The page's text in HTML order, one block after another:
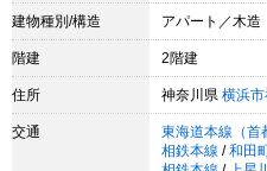
建物種別/構造 アパート／木造
階建 2階建
住所 神奈川県 横浜市
交通 東海道本線（首
相鉄本線 / 和田